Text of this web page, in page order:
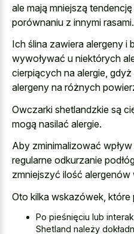
ale mają mniejszą
porównaniu z innymi rasami.
Ich ślina zawiera alergeny i
wywoływać u niektórych
cierpiących na alergie,
alergeny na różnych
Owczarki shetlandzkie są
mogą nasilać alergie.
Aby zminimalizować
regularne odkurzanie
zmniejszyć ilość
Oto kilka wskazówek,
Po pieśnięciu lub
Shetland należy